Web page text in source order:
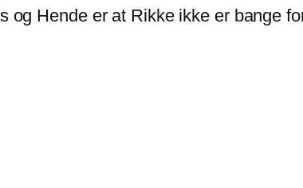
og Hende er at Rikke ikke er bange